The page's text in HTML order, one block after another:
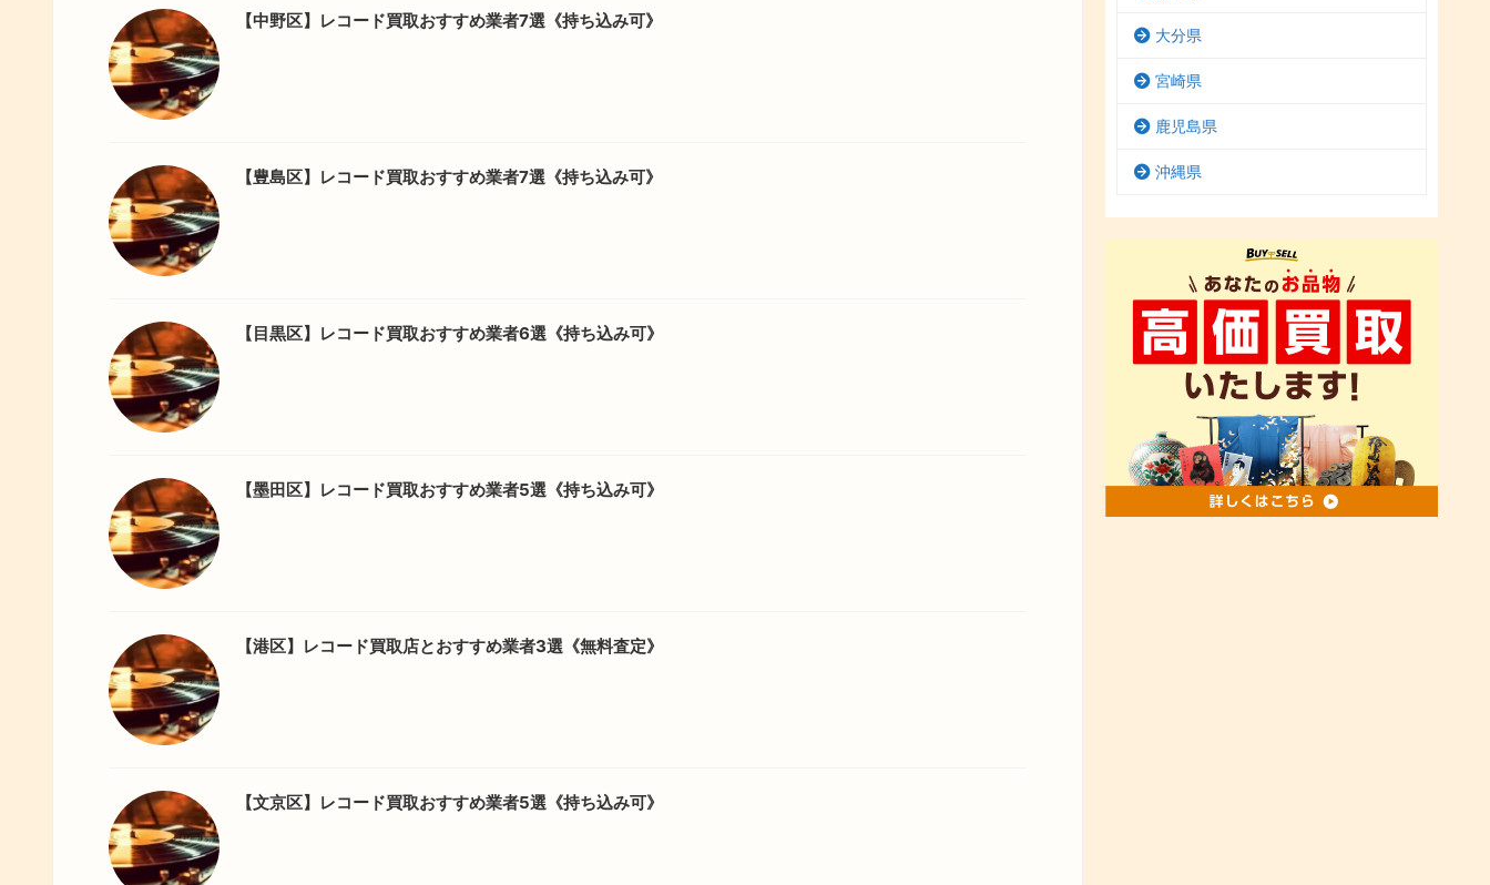
【中野区】レコード買取おすすめ業者7選《持ち込み可》
【豊島区】レコード買取おすすめ業者7選《持ち込み可》
【目黒区】レコード買取おすすめ業者6選《持ち込み可》
【墨田区】レコード買取おすすめ業者5選《持ち込み可》
【港区】レコード買取店とおすすめ業者3選《無料査定》
【文京区】レコード買取おすすめ業者5選《持ち込み可》
大分県
宮崎県
鹿児島県
沖縄県